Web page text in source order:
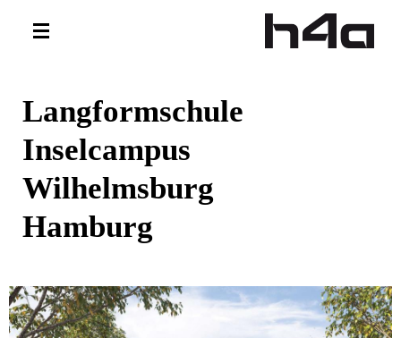
Toggle
Langformschule
Inselcampus
Wilhelmsburg
Hamburg